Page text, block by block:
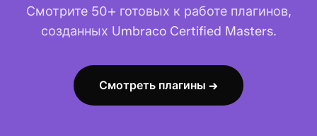
Смотрите 50+ готовых к работе плагинов,
созданных Umbraco Certified Masters.
Смотреть плагины →